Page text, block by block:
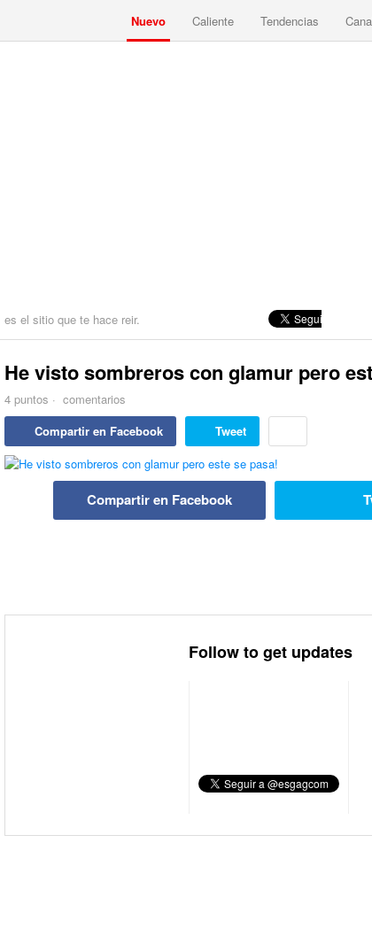
Nuevo Caliente Tendencias
es el sitio que te hace reir.
He visto sombreros con glamur pero
4 puntos · comentarios
Compartir en Facebook
Tweet
Compartir en Facebook
Follow to get updates